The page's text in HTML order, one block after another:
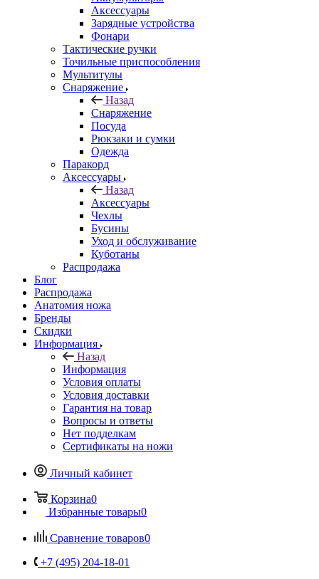
Аксессуары
Зарядные устройства
Фонари
Тактические ручки
Точильные приспособления
Мультитулы
Снаряжение
Назад
Снаряжение
Посуда
Рюкзаки и сумки
Одежда
Паракорд
Аксессуары
Назад
Аксессуары
Чехлы
Бусины
Уход и обслуживание
Куботаны
Распродажа
Блог
Распродажа
Анатомия ножа
Бренды
Скидки
Информация
Назад
Информация
Условия оплаты
Условия доставки
Гарантия на товар
Вопросы и ответы
Нет подделкам
Сертификаты на ножи
Личный кабинет
Корзина0
Избранные товары0
Сравнение товаров0
+7 (495) 204-18-01